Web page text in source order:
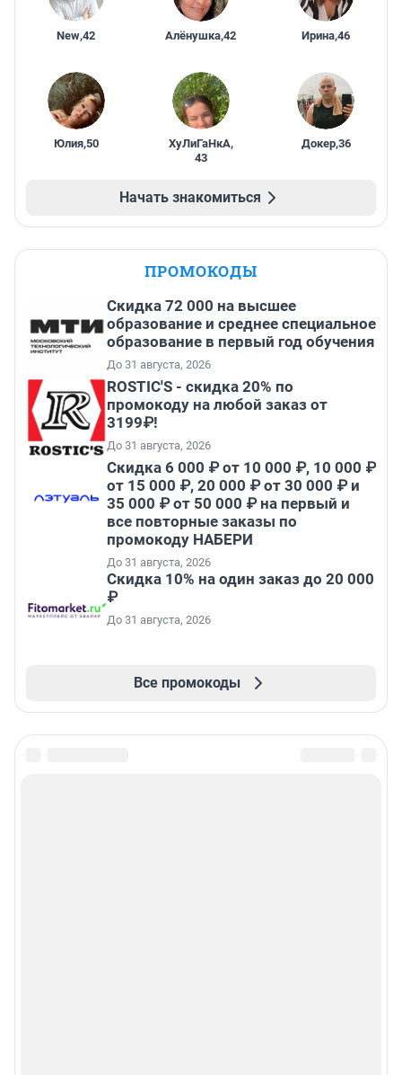
New,42 Алёнушка,42 Ирина,46
Юлия,50 ХуЛиГаНкА,
43
Докер,36
Начать знакомиться
ПРОМОКОДЫ
Скидка 72 000 на высшее
образование и среднее специальное
образование в первый год обучения
До 31 августа, 2026
ROSTIC'S - скидка 20% по
промокоду на любой заказ от
3199₽!
До 31 августа, 2026
Скидка 6 000 ₽ от 10 000 ₽, 10 000 ₽
от 15 000 ₽, 20 000 ₽ от 30 000 ₽ и
35 000 ₽ от 50 000 ₽ на первый и
все повторные заказы по
промокоду НАБЕРИ
До 31 августа, 2026
Скидка 10% на один заказ до 20 000
₽
До 31 августа, 2026
Все промокоды